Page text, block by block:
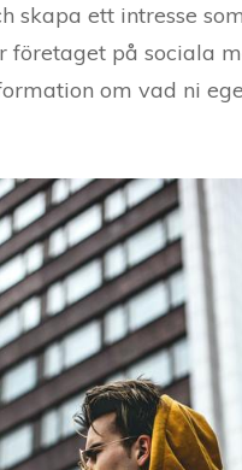
skapa ett intresse
företaget på sociala
om vad ni